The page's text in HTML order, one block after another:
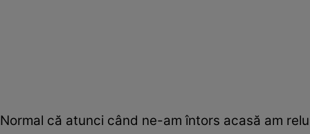
Normal că atunci când ne-am întors acasă am